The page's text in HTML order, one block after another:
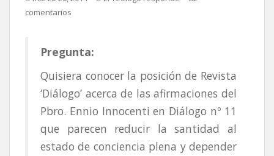
comentarios
Pregunta:
Quisiera conocer la posición de Revista
‘Diálogo’ acerca de las afirmaciones del
Pbro. Ennio Innocenti en Diálogo nº 11
que parecen reducir la santidad al
estado de conciencia plena y depender